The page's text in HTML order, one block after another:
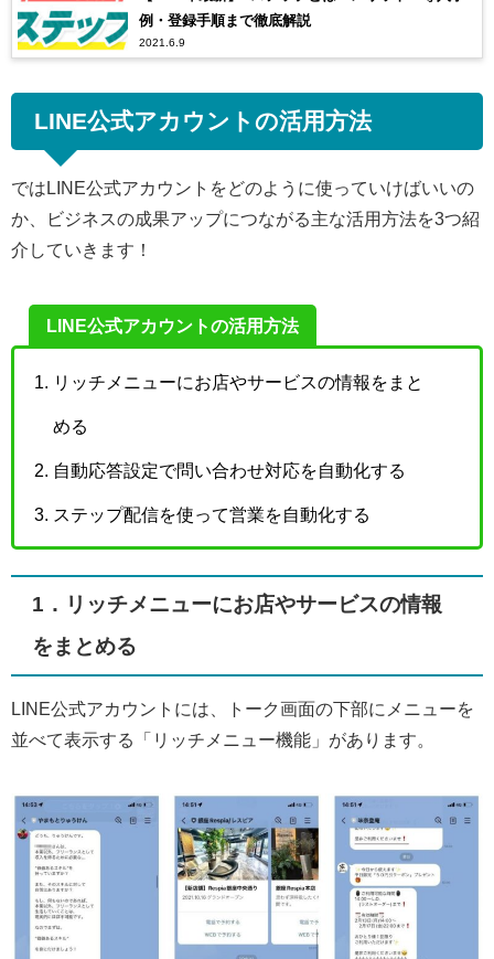
例・登録手順まで徹底解説
2021.6.9
LINE公式アカウントの活用方法
ではLINE公式アカウントをどのように使っていけばいいの
か、ビジネスの成果アップにつながる主な活用方法を3つ紹
介していきます！
LINE公式アカウントの活用方法
リッチメニューにお店やサービスの情報をまと
める
自動応答設定で問い合わせ対応を自動化する
ステップ配信を使って営業を自動化する
1．リッチメニューにお店やサービスの情報
をまとめる
LINE公式アカウントには、トーク画面の下部にメニューを
並べて表示する「リッチメニュー機能」があります。